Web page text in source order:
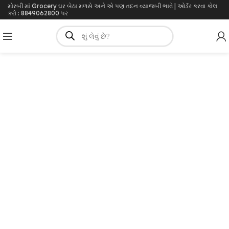
મોરબી માં Grocery ઘર બેઠા મળસે અને એ પણ તદન વ્યાજબી ભાવે | ઓર્ડર કરવા કોલ
કરો : 8849062800 પર